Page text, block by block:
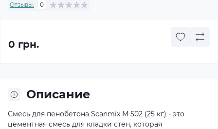
Отзывы: 0
0 грн.
Описание
Смесь для пенобетона Scanmix M 502 (25 кг) - это
цементная смесь для кладки стен, которая